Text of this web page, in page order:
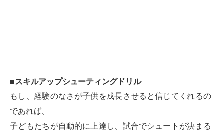
■スキルアップシューティングドリル
もし、経験のなさが子供を成長させると信じてくれるの
であれば、
子どもたちが自動的に上達し、試合でシュートが決まる